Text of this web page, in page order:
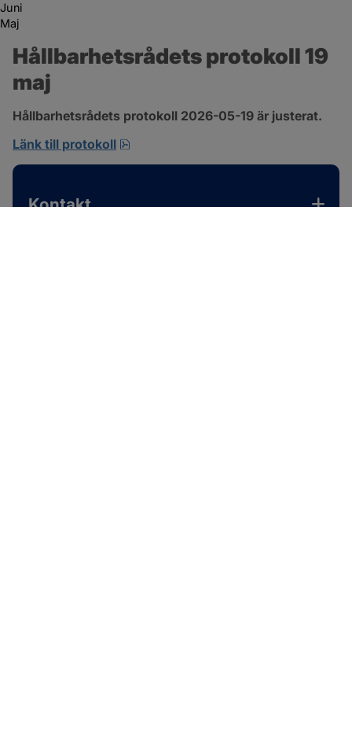
Juni
Maj
Hållbarhetsrådets protokoll 19
maj
Hållbarhetsrådets protokoll 2026-05-19 är justerat.
Länk till protokoll
Kontakt